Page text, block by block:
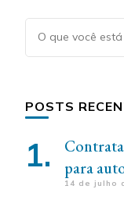
Procurando
algo?
POSTS
para
14 de julho